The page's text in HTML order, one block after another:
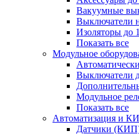
Вакуумные
Выключатели
Изоляторы до
Показать все
Модульное
Выключатели
Модульное
Показать все
Автоматизация и
Датчики